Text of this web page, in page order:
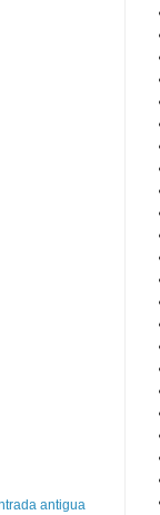
antigua